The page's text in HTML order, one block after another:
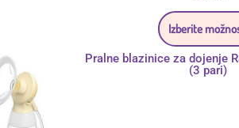
Izberite
Pralne blazinice za dojenje
(3 pari)